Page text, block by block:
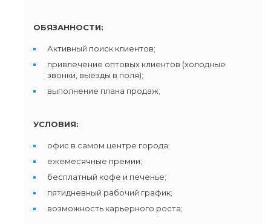
ОБЯЗАННОСТИ:
Активный поиск клиентов;
привлечение оптовых клиентов (холодные
звонки, выезды в поля);
выполнение плана продаж;
УСЛОВИЯ:
офис в самом центре города;
ежемесячные премии;
бесплатный кофе и печенье;
пятидневный рабочий график;
возможность карьерного роста;